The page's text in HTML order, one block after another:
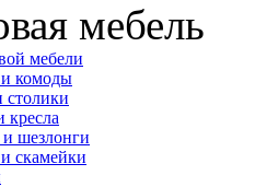
мебель
мебели
комоды
столики
кресла
шезлонги
скамейки